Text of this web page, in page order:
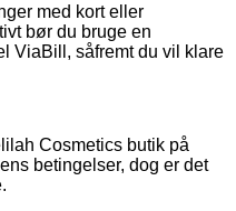
med kort eller
bør du bruge en
ViaBill, såfremt du vil klare
Cosmetics butik på
betingelser, dog er det